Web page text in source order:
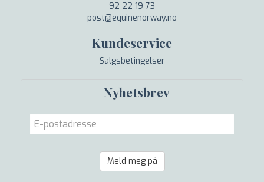
92 22 19 73
post@equinenorway.no
Kundeservice
Salgsbetingelser
Nyhetsbrev
Meld meg på